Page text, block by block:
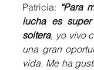
Patricia: “Para
lucha es super
soltera, yo vivo
una gran
vida. Me ha